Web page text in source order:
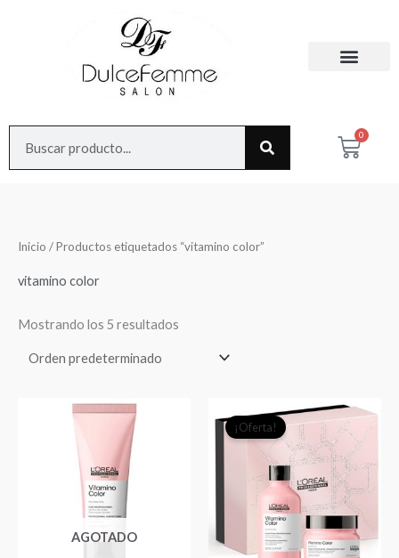
0
Cart
Inicio / Productos etiquetados “vitamino color”
vitamino color
Mostrando los 5 resultados
AGOTADO
¡Oferta!
El
precio
original
era:
$51.150.
El
precio
actual
es: